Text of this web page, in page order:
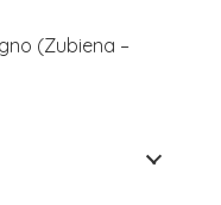
(Zubiena –